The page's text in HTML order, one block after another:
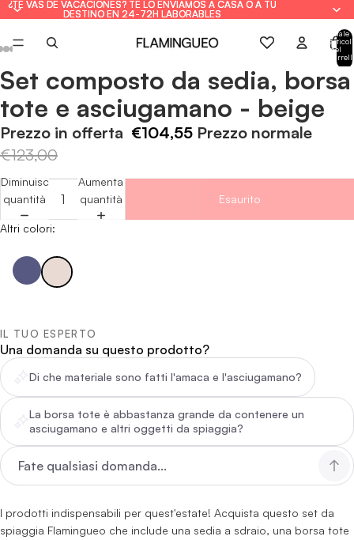
¿TE VAS DE VACACIONES? TE LO ENVIAMOS A CASA O A TU
DESTINO EN 24-72H LABORABLES
¿TE VAS DE VACACIONES? TE LO ENVIAMOS A CASA O A TU
DESTINO EN 24-72H LABORABLES
Totale
articoli
nel
Apri
immagine
a
schermo
Apri
immagine
a
schermo
Apri
immagine
a
schermo
Apri
immagine
a
schermo
Apri
immagine
a
schermo
Set composto da sedia, borsa
tote e asciugamano - beige
Prezzo in offerta €104,55 Prezzo normale
€123,00
Diminuisci
quantità
Aumenta
quantità
Esaurito
Altri colori:
IL TUO ESPERTO
Una domanda su questo prodotto?
Di che materiale sono fatti l'amaca e l'asciugamano?
La borsa tote è abbastanza grande da contenere un
asciugamano e altri oggetti da spiaggia?
I prodotti indispensabili per quest'estate! Acquista questo set da
spiaggia Flamingueo che include una sedia a sdraio, una borsa tote